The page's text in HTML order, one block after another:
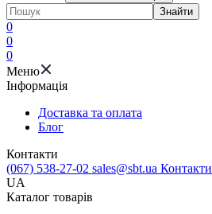
Знайти
0
0
0
Меню
Iнформація
Доставка та оплата
Блог
Контакти
(067) 538-27-02 sales@sbt.ua Контакти
UA
Каталог товарів